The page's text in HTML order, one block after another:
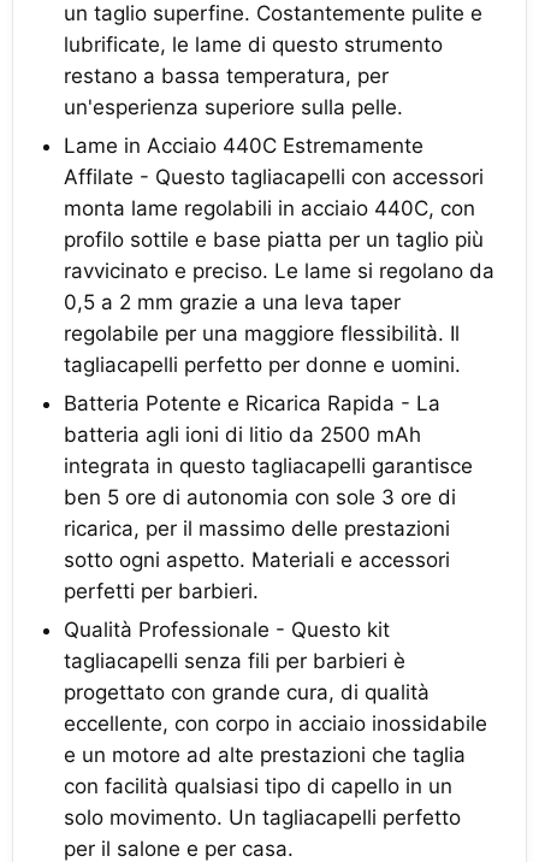
un taglio superfine. Costantemente pulite e
lubrificate, le lame di questo strumento
restano a bassa temperatura, per
un'esperienza superiore sulla pelle.
Lame in Acciaio 440C Estremamente
Affilate - Questo tagliacapelli con accessori
monta lame regolabili in acciaio 440C, con
profilo sottile e base piatta per un taglio più
ravvicinato e preciso. Le lame si regolano da
0,5 a 2 mm grazie a una leva taper
regolabile per una maggiore flessibilità. Il
tagliacapelli perfetto per donne e uomini.
Batteria Potente e Ricarica Rapida - La
batteria agli ioni di litio da 2500 mAh
integrata in questo tagliacapelli garantisce
ben 5 ore di autonomia con sole 3 ore di
ricarica, per il massimo delle prestazioni
sotto ogni aspetto. Materiali e accessori
perfetti per barbieri.
Qualità Professionale - Questo kit
tagliacapelli senza fili per barbieri è
progettato con grande cura, di qualità
eccellente, con corpo in acciaio inossidabile
e un motore ad alte prestazioni che taglia
con facilità qualsiasi tipo di capello in un
solo movimento. Un tagliacapelli perfetto
per il salone e per casa.